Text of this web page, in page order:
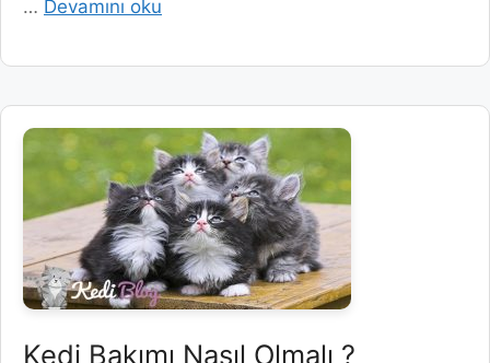
… Devamını oku
Kedi Bakımı Nasıl Olmalı ?